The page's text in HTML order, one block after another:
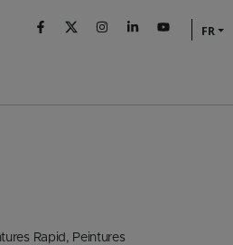
FR
Rapid, Peintures